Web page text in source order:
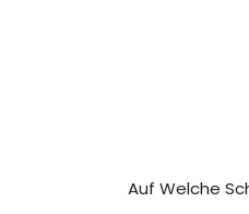
Auf Welche